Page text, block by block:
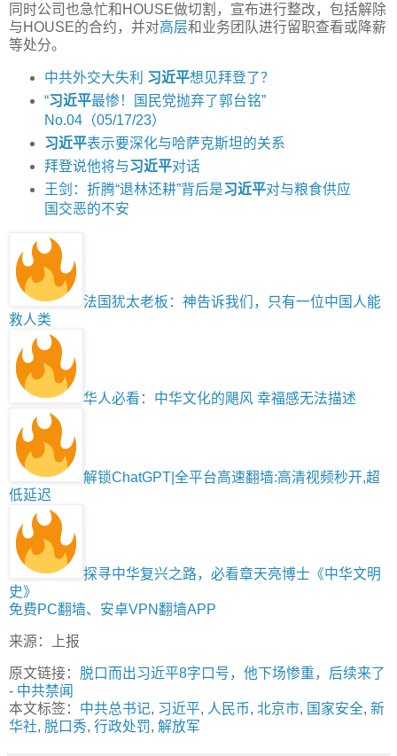
同时公司也急忙和HOUSE做切割，宣布进行整改，包括解除
与HOUSE的合约，并对高层和业务团队进行留职查看或降薪
等处分。
中共外交大失利 习近平想见拜登了？
“习近平最惨！国民党抛弃了郭台铭”
No.04（05/17/23）
习近平表示要深化与哈萨克斯坦的关系
拜登说他将与习近平对话
王剑：折腾“退林还耕”背后是习近平对与粮食供应
国交恶的不安
法国犹太老板：神告诉我们，只有一位中国人能
救人类
华人必看：中华文化的飓风 幸福感无法描述
解锁ChatGPT|全平台高速翻墙:高清视频秒开,超
低延迟
探寻中华复兴之路，必看章天亮博士《中华文明
史》
免费PC翻墙、安卓VPN翻墙APP
来源：上报
原文链接： 脱口而出习近平8字口号，他下场惨重，后续来了
- 中共禁闻
本文标签： 中共总书记, 习近平, 人民币, 北京市, 国家安全, 新
华社, 脱口秀, 行政处罚, 解放军